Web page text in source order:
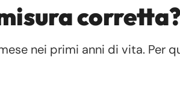
corretta?
nei primi anni di vita. Per